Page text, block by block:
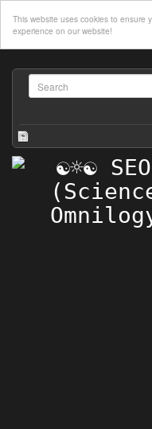
This website uses cookies to ensure
experience on our website!